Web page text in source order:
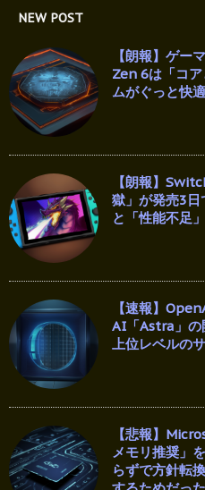
NEW POST
【朗報】ゲー
Zen 6は「コ
ムがぐっと快
【朗報】
獄」が発売3日
と「性能不足
【速報】
AI「Astra」の
上位レベルの
【悲報】
メモリ推奨」
らずで方針転